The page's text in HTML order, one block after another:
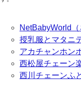
NetBabyWorld（
授乳服とマタニ
アカチャンホン
西松屋チェーン
西川チェーンふ